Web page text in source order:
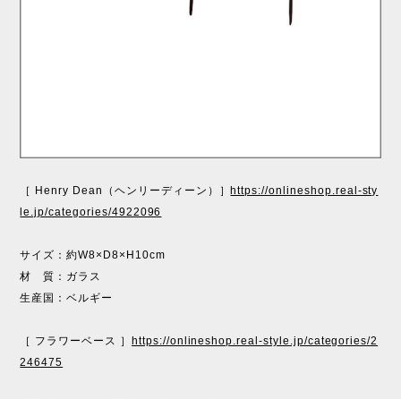
［ Henry Dean（ヘンリーディーン）］
https://onlineshop.real-sty
le.jp/categories/4922096
サイズ：約W8×D8×H10cm
材 質：ガラス
生産国：ベルギー
［ フラワーベース ］
https://onlineshop.real-style.jp/categories/2
246475